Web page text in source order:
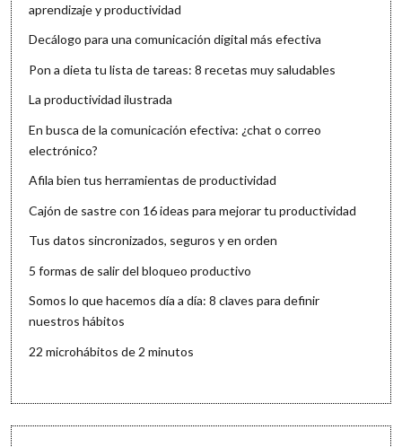
aprendizaje y productividad
Decálogo para una comunicación digital más efectiva
Pon a dieta tu lista de tareas: 8 recetas muy saludables
La productividad ilustrada
En busca de la comunicación efectiva: ¿chat o correo
electrónico?
Afila bien tus herramientas de productividad
Cajón de sastre con 16 ideas para mejorar tu productividad
Tus datos sincronizados, seguros y en orden
5 formas de salir del bloqueo productivo
Somos lo que hacemos día a día: 8 claves para definir
nuestros hábitos
22 microhábitos de 2 minutos